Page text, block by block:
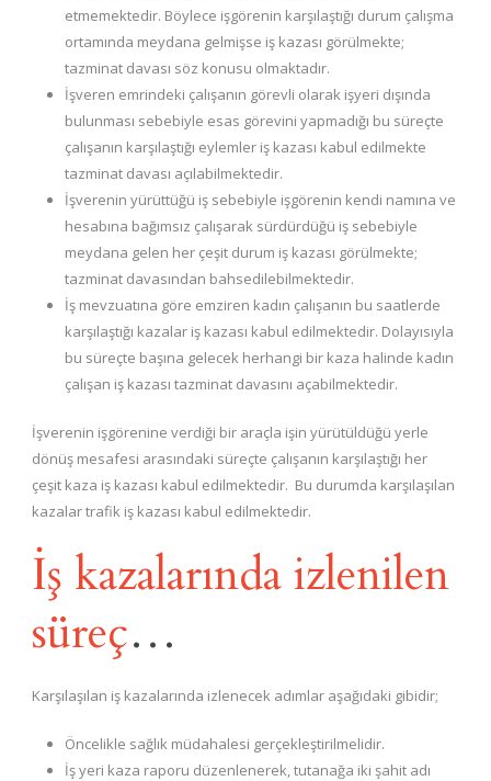
etmemektedir. Böylece işgörenin karşılaştığı durum çalışma
ortamında meydana gelmişse iş kazası görülmekte;
tazminat davası söz konusu olmaktadır.
İşveren emrindeki çalışanın görevli olarak işyeri dışında
bulunması sebebiyle esas görevini yapmadığı bu süreçte
çalışanın karşılaştığı eylemler iş kazası kabul edilmekte
tazminat davası açılabilmektedir.
İşverenin yürüttüğü iş sebebiyle işgörenin kendi namına ve
hesabına bağımsız çalışarak sürdürdüğü iş sebebiyle
meydana gelen her çeşit durum iş kazası görülmekte;
tazminat davasından bahsedilebilmektedir.
İş mevzuatına göre emziren kadın çalışanın bu saatlerde
karşılaştığı kazalar iş kazası kabul edilmektedir. Dolayısıyla
bu süreçte başına gelecek herhangi bir kaza halinde kadın
çalışan iş kazası tazminat davasını açabilmektedir.
İşverenin işgörenine verdiği bir araçla işin yürütüldüğü yerle
dönüş mesafesi arasındaki süreçte çalışanın karşılaştığı her
çeşit kaza iş kazası kabul edilmektedir. Bu durumda karşılaşılan
kazalar trafik iş kazası kabul edilmektedir.
İş kazalarında izlenilen
süreç…
Karşılaşılan iş kazalarında izlenecek adımlar aşağıdaki gibidir;
Öncelikle sağlık müdahalesi gerçekleştirilmelidir.
İş yeri kaza raporu düzenlenerek, tutanağa iki şahit adı